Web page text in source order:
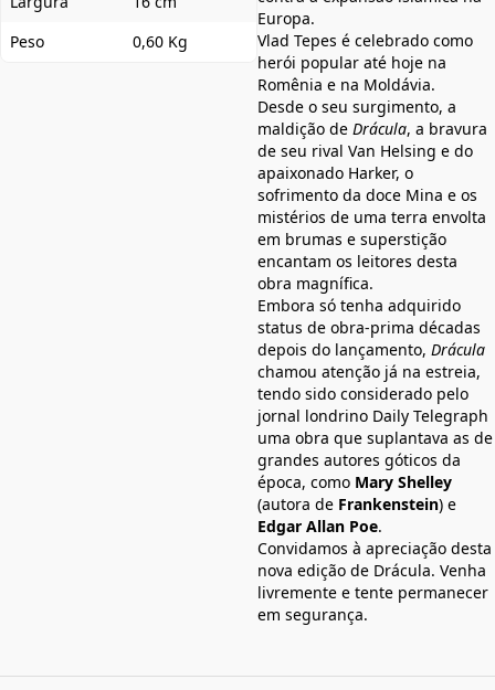
Peso
0,60 Kg
Europa.
Vlad Tepes é celebrado como
herói popular até hoje na
Romênia e na Moldávia.
Desde o seu surgimento, a
maldição de Drácula, a bravura
de seu rival Van Helsing e do
apaixonado Harker, o
sofrimento da doce Mina e os
mistérios de uma terra envolta
em brumas e superstição
encantam os leitores desta
obra magnífica.
Embora só tenha adquirido
status de obra-prima décadas
depois do lançamento, Drácula
chamou atenção já na estreia,
tendo sido considerado pelo
jornal londrino Daily Telegraph
uma obra que suplantava as de
grandes autores góticos da
época, como Mary Shelley
(autora de Frankenstein) e
Edgar Allan Poe.
Convidamos à apreciação desta
nova edição de Drácula. Venha
livremente e tente permanecer
em segurança.